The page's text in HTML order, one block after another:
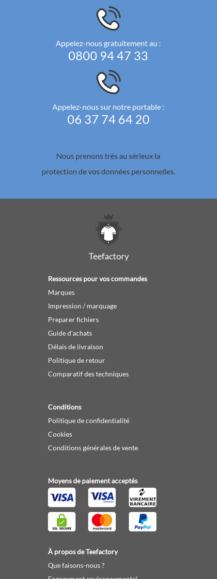
Appelez-nous gratuitement au :
0800 94 47 33
Appelez-nous sur notre portable :
06 37 74 64 20
Nous prenons très au sérieux la
protection de vos données personnelles.
Teefactory
Ressources pour vos commandes
Marques
Impression / marquage
Preparer fichiers
Guide d'achats
Délais de livraison
Politique de retour
Comparatif des techniques
Conditions
Politique de confidentialité
Cookies
Conditions générales de vente
Moyens de paiement acceptés
À propos de Teefactory
Que faisons-nous ?